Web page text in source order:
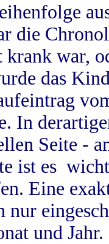
die
krank war,
das
In
Seite -
ist es
Eine
nur
und Jahr.